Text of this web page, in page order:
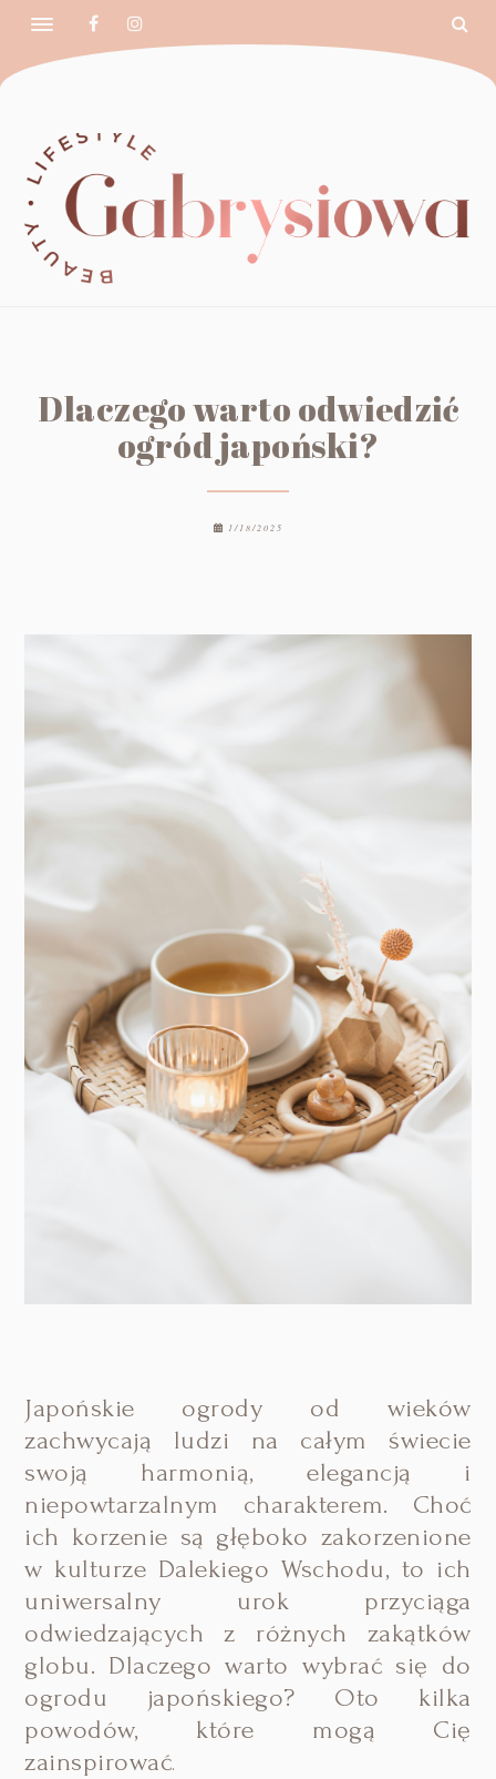
Dlaczego warto odwiedzić
ogród japoński?
1/18/2025
Japońskie ogrody od wieków
zachwycają ludzi na całym świecie
swoją harmonią, elegancją i
niepowtarzalnym charakterem. Choć
ich korzenie są głęboko zakorzenione
w kulturze Dalekiego Wschodu, to ich
uniwersalny urok przyciąga
odwiedzających z różnych zakątków
globu. Dlaczego warto wybrać się do
ogrodu japońskiego? Oto kilka
powodów, które mogą Cię
zainspirować.